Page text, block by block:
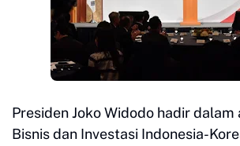
Presiden Joko Widodo hadir dalam
Bisnis dan Investasi Indonesia-